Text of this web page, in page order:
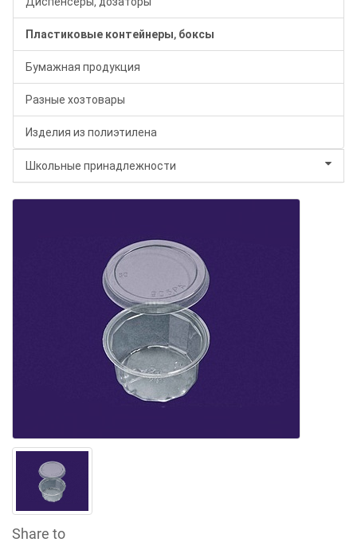
Пластиковые контейнеры, боксы
Бумажная продукция
Разные хозтовары
Изделия из полиэтилена
Школьные принадлежности
Share to